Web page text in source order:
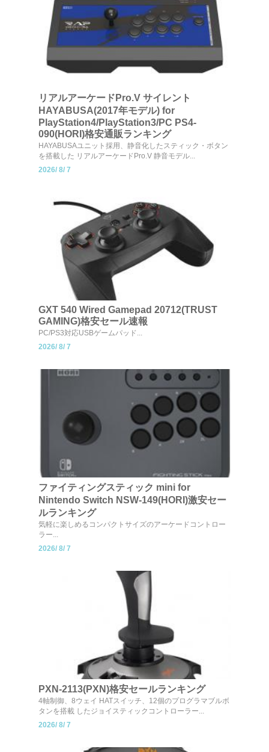
リアルアーケードPro.V サイレント
HAYABUSA(2017年モデル) for
PlayStation4/PlayStation3/PC PS4-
090(HORI)格安通販ランキング
HAYABUSAユニット採用、静音化したスティック・ボタン
を搭載した リアルアーケードPro.V 静音モデル...
2026/ 8/ 7
GXT 540 Wired Gamepad 20712(TRUST
GAMING)格安セール速報
PC/PS3対応USBゲームパッド...
2026/ 8/ 7
ファイティングスティック mini for
Nintendo Switch NSW-149(HORI)激安セー
ルランキング
気軽に楽しめるコンパクトサイズのアーケードコントロー
ラー...
2026/ 8/ 7
PXN-2113(PXN)格安セールランキング
4軸制御、8ウェイ HATスイッチ、12個のプログラマブルボ
タンを搭載 したジョイスティックコントローラー...
2026/ 8/ 7